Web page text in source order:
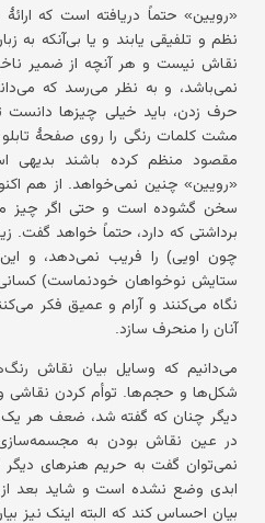
«رویین» حتماً دریافته است که
نظم و تلفیقی یابند و یا بی‌آنکه به
نقاش نیست و هر آنچه از ضمیر
نمی‌باشد، و به نظر می‌رسد که
حرف زدن، باید خیلی چیزها
مشت کلمات رنگی را روی صفحهٔ تابلو
مقصود منظم کرده باشند بدیهی
«رویین» چنین نمی‌خواهد. از هم
سخن گشوده است و حتی اگر چیز
برداشتی که دارد، حتماً خواهد گفت.
چون اویی) را فریب نمی‌دهد، و این
ستایش نوخواهان خودنماست)
نگاه می‌کنند و آرام و عمیق فکر
آنان را منحرف سازد.
می‌دانیم که وسایل بیان نقاش
شکل‌ها و حجم‌ها. توأم کردن نقاشی و
دیگر چنان که گفته شد، ضعف هر
در عین نقاش بودن به
نمی‌توان گفت به حریم هنرهای دیگر
ابدی وضع نشده است و شاید بعد از
بیان احساس کند که البته اینک نیز